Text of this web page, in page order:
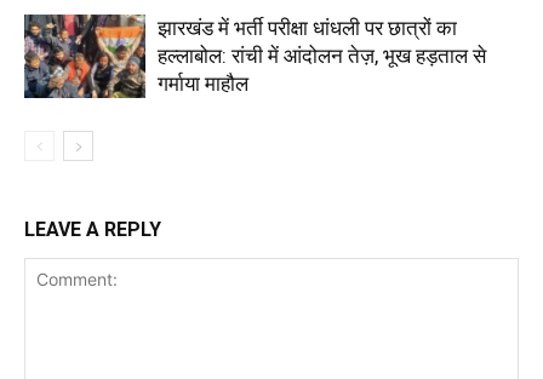
झारखंड में भर्ती परीक्षा धांधली पर छात्रों का
हल्लाबोल: रांची में आंदोलन तेज़, भूख हड़ताल से
गर्माया माहौल
LEAVE A REPLY